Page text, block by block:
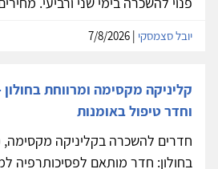
יובל סצמסקי
קליניקה מקסימה ומרווחת
וחדר טיפול באומנות
חדרים להשכרה בקליניקה מקסימה,
בחולון: חדר מותאם לפסיכותרפיה